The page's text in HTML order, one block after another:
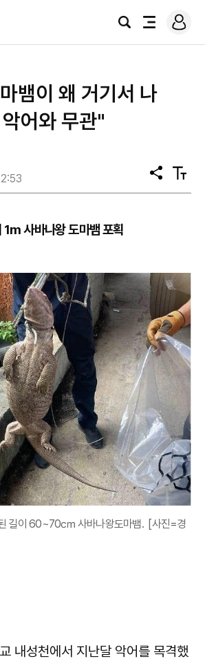
검
전
로
그
뱀이 왜 거기서 나
어와 무관"
공
유
텍
스
1m 사바나왕 도마뱀 포획
길이 60~70㎝ 사바나왕도마뱀. [사진=경
내성천에서 지난달 악어를 목격했